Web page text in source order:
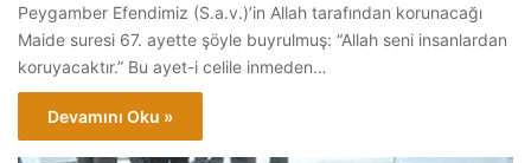
Peygamber Efendimiz (S.a.v.)’in Allah tarafından korunacağı
Maide suresi 67. ayette şöyle buyrulmuş: “Allah seni insanlardan
koruyacaktır.” Bu ayet-i celile inmeden…
Devamını Oku »